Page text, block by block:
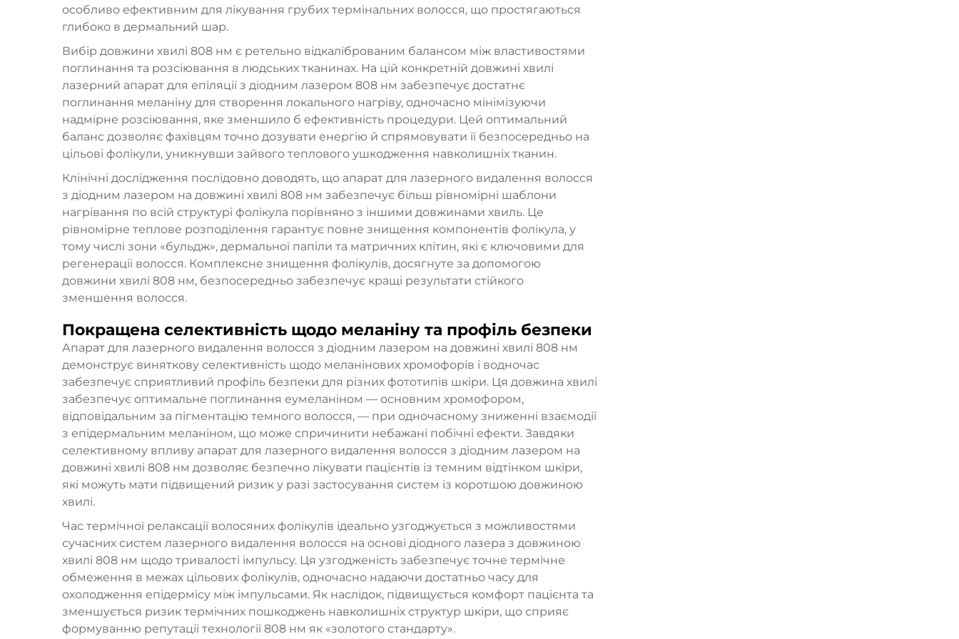
особливо ефективним для лікування грубих термінальних волосся, що простягаються
глибоко в дермальний шар.
Вибір довжини хвилі 808 нм є ретельно відкаліброваним балансом між властивостями
поглинання та розсіювання в людських тканинах. На цій конкретній довжині хвилі
лазерний апарат для епіляції з діодним лазером 808 нм забезпечує достатнє
поглинання меланіну для створення локального нагріву, одночасно мінімізуючи
надмірне розсіювання, яке зменшило б ефективність процедури. Цей оптимальний
баланс дозволяє фахівцям точно дозувати енергію й спрямовувати її безпосередньо на
цільові фолікули, уникнувши зайвого теплового ушкодження навколишніх тканин.
Клінічні дослідження послідовно доводять, що апарат для лазерного видалення волосся
з діодним лазером на довжині хвилі 808 нм забезпечує більш рівномірні шаблони
нагрівання по всій структурі фолікула порівняно з іншими довжинами хвиль. Це
рівномірне теплове розподілення гарантує повне знищення компонентів фолікула, у
тому числі зони «бульдж», дермальної папіли та матричних клітин, які є ключовими для
регенерації волосся. Комплексне знищення фолікулів, досягнуте за допомогою
довжини хвилі 808 нм, безпосередньо забезпечує кращі результати стійкого
зменшення волосся.
Покращена селективність щодо меланіну та профіль безпеки
Апарат для лазерного видалення волосся з діодним лазером на довжині хвилі 808 нм
демонструє виняткову селективність щодо меланінових хромофорів і водночас
забезпечує сприятливий профіль безпеки для різних фототипів шкіри. Ця довжина хвилі
забезпечує оптимальне поглинання еумеланіном — основним хромофором,
відповідальним за пігментацію темного волосся, — при одночасному зниженні взаємодії
з епідермальним меланіном, що може спричинити небажані побічні ефекти. Завдяки
селективному впливу апарат для лазерного видалення волосся з діодним лазером на
довжині хвилі 808 нм дозволяє безпечно лікувати пацієнтів із темним відтінком шкіри,
які можуть мати підвищений ризик у разі застосування систем із коротшою довжиною
хвилі.
Час термічної релаксації волосяних фолікулів ідеально узгоджується з можливостями
сучасних систем лазерного видалення волосся на основі діодного лазера з довжиною
хвилі 808 нм щодо тривалості імпульсу. Ця узгодженість забезпечує точне термічне
обмеження в межах цільових фолікулів, одночасно надаючи достатньо часу для
охолодження епідермісу між імпульсами. Як наслідок, підвищується комфорт пацієнта та
зменшується ризик термічних пошкоджень навколишніх структур шкіри, що сприяє
формуванню репутації технології 808 нм як «золотого стандарту».